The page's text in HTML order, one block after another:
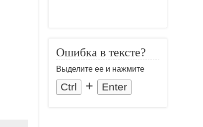
Ошибка в тексте?
Выделите ее и нажмите
Ctrl + Enter